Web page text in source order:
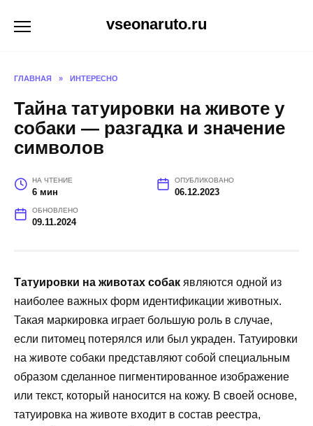
vseonaruto.ru
ГЛАВНАЯ » ИНТЕРЕСНО
Тайна татуировки на животе у
собаки — разгадка и значение
символов
НА ЧТЕНИЕ
6 мин
ОПУБЛИКОВАНО
06.12.2023
ОБНОВЛЕНО
09.11.2024
Татуировки на животах собак являются одной из
наиболее важных форм идентификации животных.
Такая маркировка играет большую роль в случае,
если питомец потерялся или был украден. Татуировки
на животе собаки представляют собой специальным
образом сделанное пигментированное изображение
или текст, который наносится на кожу. В своей основе,
татуировка на животе входит в состав реестра,